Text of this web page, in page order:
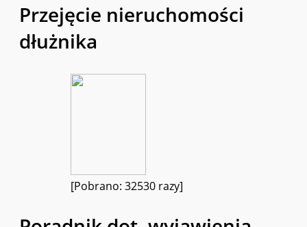
Przejęcie nieruchomości
dłużnika
[Pobrano: 32530 razy]